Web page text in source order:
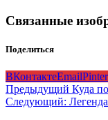
Связанные
Поделиться
ВКонтактеEmail
Навигация
записи
Предыдущий Куда
Следующий: